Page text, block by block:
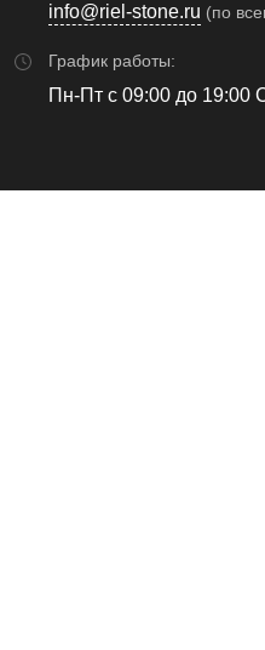
info@riel-stone.ru (по
График работы:
Пн-Пт с 09:00 до 19:00